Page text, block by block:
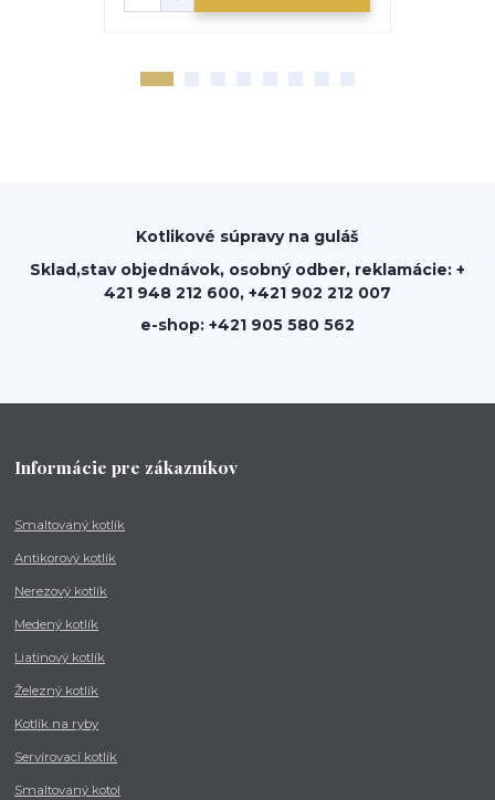
Kotlikové súpravy na guláš
Sklad,stav objednávok, osobný odber, reklamácie: +
421 948 212 600, +421 902 212 007
e-shop: +421 905 580 562
Informácie pre zákazníkov
Smaltovaný kotlík
Antikorový kotlík
Nerezový kotlík
Medený kotlík
Liatinový kotlík
Železný kotlík
Kotlík na ryby
Servírovací kotlík
Smaltovaný kotol